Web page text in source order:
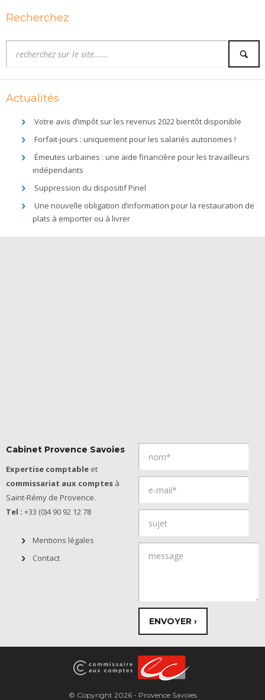
Recherchez
Actualités
Votre avis d’impôt sur les revenus 2022 bientôt disponible
Forfait-jours : uniquement pour les salariés autonomes !
Émeutes urbaines : une aide financière pour les travailleurs
indépendants
Suppression du dispositif Pinel
Une nouvelle obligation d’information pour la restauration de
plats à emporter ou à livrer
Cabinet Provence Savoies
Expertise comptable et
commissariat aux comptes à
Saint-Rémy de Provence.
Tel : +33 (0)4 90 92 12 78
Mentions légales
Contact
© Copyright 2026 - Provence Savoies